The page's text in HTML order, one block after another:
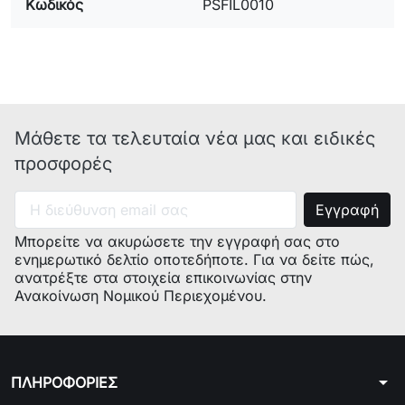
Κωδικός PSFIL0010
Μάθετε τα τελευταία νέα μας και ειδικές
προσφορές
Μπορείτε να ακυρώσετε την εγγραφή σας στο
ενημερωτικό δελτίο οποτεδήποτε. Για να δείτε πώς,
ανατρέξτε στα στοιχεία επικοινωνίας στην
Ανακοίνωση Νομικού Περιεχομένου.
ΠΛΗΡΟΦΟΡΙΕΣ arrow_drop_down